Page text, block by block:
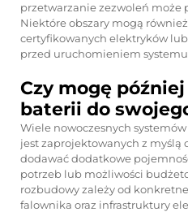
przetwarzanie zezwoleń może
Niektóre obszary mogą
certyfikowanych elektryków
przed uruchomieniem
Czy mogę
baterii do
Wiele nowoczesnych
jest zaprojektowanych z myślą
dodawać dodatkowe
potrzeb lub możliwości
rozbudowy zależy od
falownika oraz infrastruktury